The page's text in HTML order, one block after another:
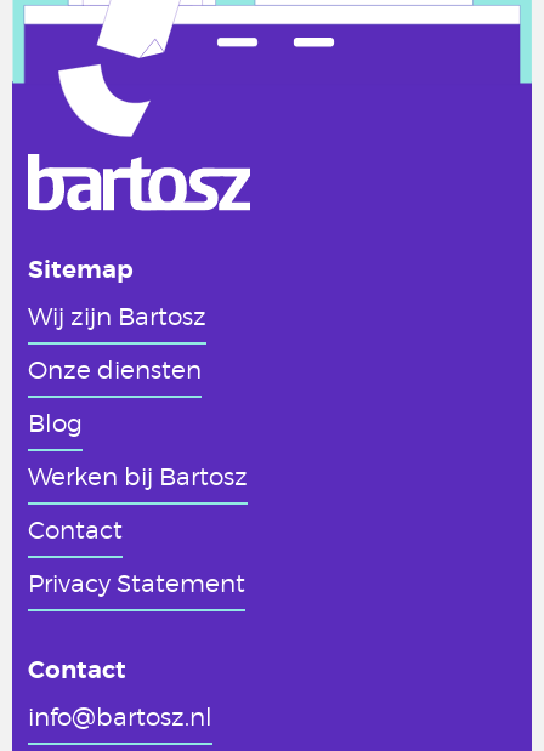
Sitemap
Wij zijn Bartosz
Onze diensten
Blog
Werken bij Bartosz
Contact
Privacy Statement
Contact
info@bartosz.nl